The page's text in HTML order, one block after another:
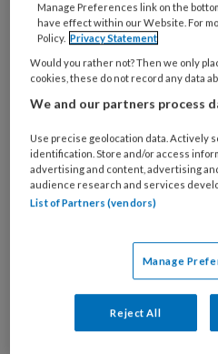
op functioneren.
onderzoek. Deze
zijn er in elk geval
maar zijn op langere
Het aantal mensen dat
Manage Preferences link on the
have effect within our Website. For
Policy. Privacy Statement
Would you rather not? Then we only
cookies, these do not record any data
We and our partners process
Use precise geolocation data. Actively
identification. Store and/or access
advertising and content, advertising
audience research and services
List of Partners (vendors)
Manage
Reject All